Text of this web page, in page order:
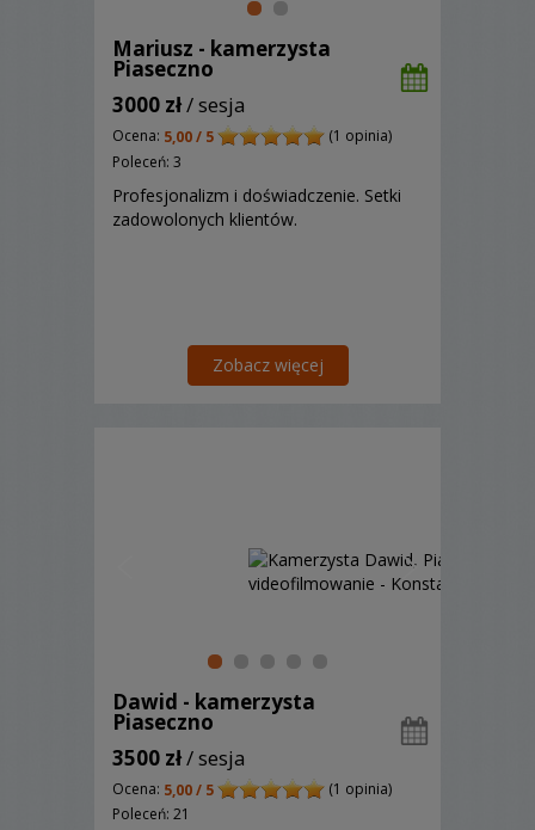
Mariusz - kamerzysta
Piaseczno
3000 zł/ sesja
Ocena: 5,00 / 5
(1 opinia)
Poleceń: 3
Profesjonalizm i doświadczenie. Setki
zadowolonych klientów.
Zobacz więcej
Dawid - kamerzysta
Piaseczno
3500 zł/ sesja
Ocena: 5,00 / 5
(1 opinia)
Poleceń: 21